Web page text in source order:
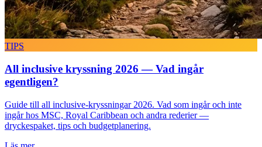
TIPS
All inclusive kryssning 2026 — Vad ingår
egentligen?
Guide till all inclusive-kryssningar 2026. Vad som ingår och inte
ingår hos MSC, Royal Caribbean och andra rederier —
dryckespaket, tips och budgetplanering.